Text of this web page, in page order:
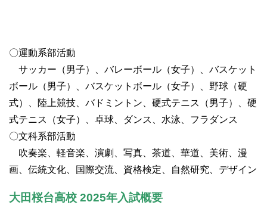
〇運動系部活動
サッカー（男子）、バレーボール（女子）、バスケット
ボール（男子）、バスケットボール（女子）、野球（硬
式）、陸上競技、バドミントン、硬式テニス（男子）、硬
式テニス（女子）、卓球、ダンス、水泳、フラダンス
〇文科系部活動
吹奏楽、軽音楽、演劇、写真、茶道、華道、美術、漫
画、伝統文化、国際交流、資格検定、自然研究、デザイン
大田桜台高校 2025年入試概要